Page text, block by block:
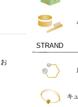
STRAND